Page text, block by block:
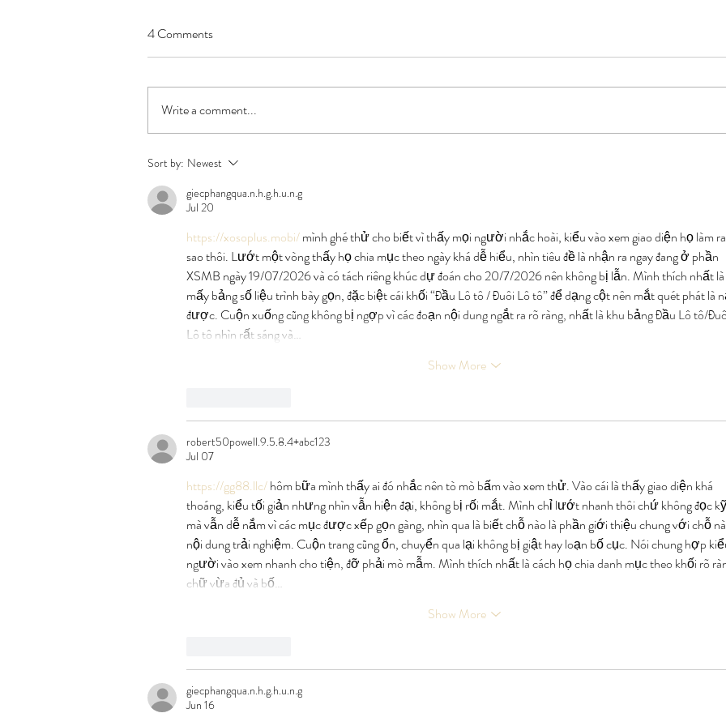
4 Comments
Write a comment...
Sort by: Newest
giecphangqua.n.h.g.h.u.n.g
Jul 20
https://xosoplus.mobi/ mình ghé thử cho biết vì thấy mọi người nhắc hoài, kiểu vào xem giao diện họ làm ra
sao thôi. Lướt một vòng thấy họ chia mục theo ngày khá dễ hiểu, nhìn tiêu đề là nhận ra ngay đang ở phần
XSMB ngày 19/07/2026 và có tách riêng khúc dự đoán cho 20/7/2026 nên không bị lẫn. Mình thích nhất là
mấy bảng số liệu trình bày gọn, đặc biệt cái khối “Đầu Lô tô / Đuôi Lô tô” để dạng cột nên mắt quét phát là
được. Cuộn xuống cũng không bị ngợp vì các đoạn nội dung ngắt ra rõ ràng, nhất là khu bảng Đầu Lô tô/
Lô tô nhìn rất sáng và…
Show More
robert50powell.9.5.8.4+abc123
Jul 07
https://gg88.llc/ hôm bữa mình thấy ai đó nhắc nên tò mò bấm vào xem thử. Vào cái là thấy giao diện khá
thoáng, kiểu tối giản nhưng nhìn vẫn hiện đại, không bị rối mắt. Mình chỉ lướt nhanh thôi chứ không đọc
mà vẫn dễ nắm vì các mục được xếp gọn gàng, nhìn qua là biết chỗ nào là phần giới thiệu chung với chỗ
nội dung trải nghiệm. Cuộn trang cũng ổn, chuyển qua lại không bị giật hay loạn bố cục. Nói chung hợp
người vào xem nhanh cho tiện, đỡ phải mò mẫm. Mình thích nhất là cách họ chia danh mục theo khối rõ
chữ vừa đủ và bố…
Show More
giecphangqua.n.h.g.h.u.n.g
Jun 16